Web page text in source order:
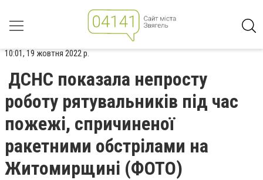
10:01, 19 жовтня 2022 р.
ДСНС показала непросту
роботу рятувальників під час
пожежі, спричиненої
ракетними обстрілами на
Житомирщині (ФОТО)